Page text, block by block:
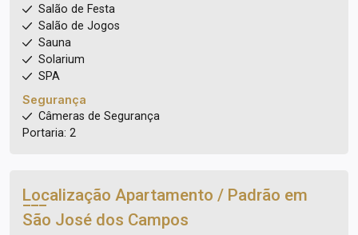
Salão de Festa
Salão de Jogos
Sauna
Solarium
SPA
Segurança
Câmeras de Segurança
Portaria: 2
Localização Apartamento / Padrão em
São José dos Campos